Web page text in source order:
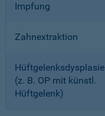
Impfung
Zahnextraktion
Hüftgelenksdysplasie
(z. B. OP mit künstl.
Hüftgelenk)